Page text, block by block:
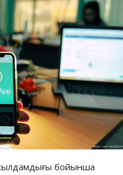
жылдамдығы бойынша